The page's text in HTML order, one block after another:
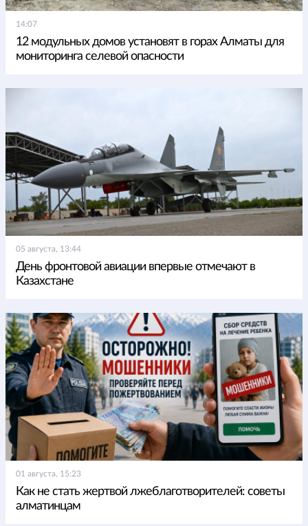
14:07
12 модульных домов установят в горах Алматы для
мониторинга селевой опасности
05 августа, 13:44
День фронтовой авиации впервые отмечают в
Казахстане
01 августа, 15:23
Как не стать жертвой лжеблаготворителей: советы
алматинцам